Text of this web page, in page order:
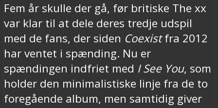
Fem år skulle der gå, før britiske The xx
var klar til at dele deres tredje udspil
med de fans, der siden Coexistfra 2012
har ventet i spænding. Nu er
spændingen indfriet med I See You, som
holder den minimalistiske linje fra de to
foregående album, men samtidig giver